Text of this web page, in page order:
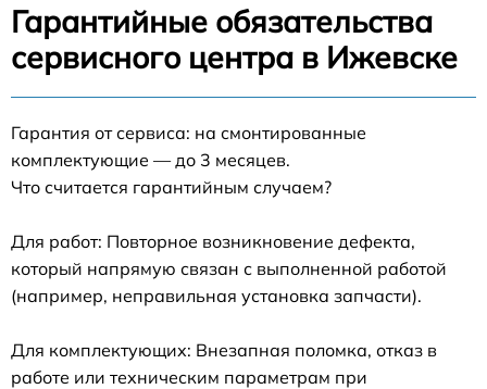
Гарантийные обязательства
сервисного центра в Ижевске
Гарантия от сервиса: на смонтированные
комплектующие — до 3 месяцев.
Что считается гарантийным случаем?
Для работ: Повторное возникновение дефекта,
который напрямую связан с выполненной работой
(например, неправильная установка запчасти).
Для комплектующих: Внезапная поломка, отказ в
работе или техническим параметрам при